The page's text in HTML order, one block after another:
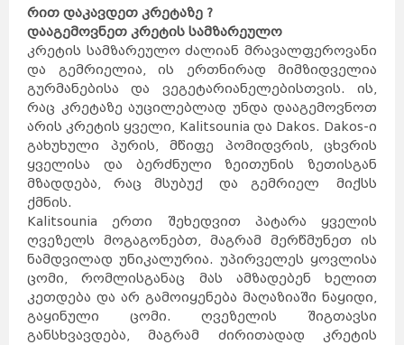
რით დაკავდეთ კრეტაზე ?
დააგემოვნეთ კრეტის სამზარეულო
კრეტის სამზარეულო ძალიან მრავალფეროვანი
და გემრიელია, ის ერთნირად მიმზიდველია
გურმანებისა და ვეგეტარიანელებისთვის. ის,
რაც კრეტაზე აუცილებლად უნდა დააგემოვნოთ
არის კრეტის ყველი, Kalitsounia და Dakos. Dakos-ი
გახუხული პურის, მწიფე პომიდვრის, ცხვრის
ყველისა და ბერძნული ზეითუნის ზეთისგან
მზადდება, რაც მსუბუქ და გემრიელ მიქსს
ქმნის.
Kalitsounia ერთი შეხედვით პატარა ყველის
ღვეზელს მოგაგონებთ, მაგრამ მერწმუნეთ ის
ნამდვილად უნიკალურია. უპირველეს ყოვლისა
ცომი, რომლისგანაც მას ამზადებენ ხელით
კეთდება და არ გამოიყენება მაღაზიაში ნაყიდი,
გაყინული ცომი. ღვეზელის შიგთავსი
განსხვავდება, მაგრამ ძირითადად კრეტის